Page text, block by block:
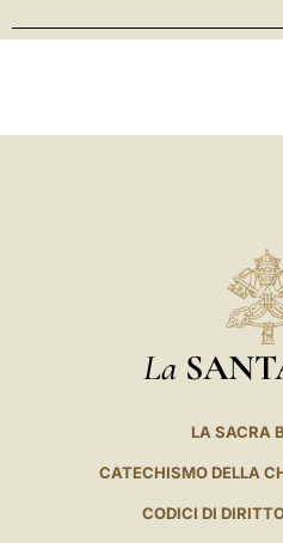
La
LA SACRA
CATECHISMO DELLA
CODICI DI